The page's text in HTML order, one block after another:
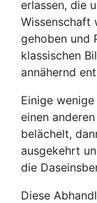
erlassen, die
Wissenschaft
gehoben und
klassischen
annähernd
Einige
einen
belächelt,
ausgekehrt
die
Diese